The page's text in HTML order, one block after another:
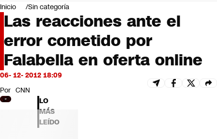
Negocios
Deportes
Programas completos
Cultura
Servicios
Bits
CNN tiempo
Futuro 360
Opinión
Inicio Sin categoría
Las reacciones ante el
error cometido por
Falabella en oferta online
06- 12- 2012 18:09
Por CNN
LO
MÁS
LEÍDO